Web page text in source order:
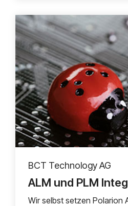
BCT Technology AG
ALM und PLM
Wir selbst setzen Polarion